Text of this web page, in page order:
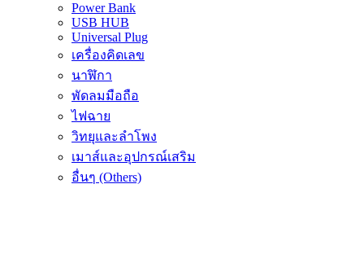
Power Bank
USB HUB
Universal Plug
เครื่องคิดเลข
นาฬิกา
พัดลมมือถือ
ไฟฉาย
วิทยุและลำโพง
เมาส์และอุปกรณ์เสริม
อื่นๆ (Others)